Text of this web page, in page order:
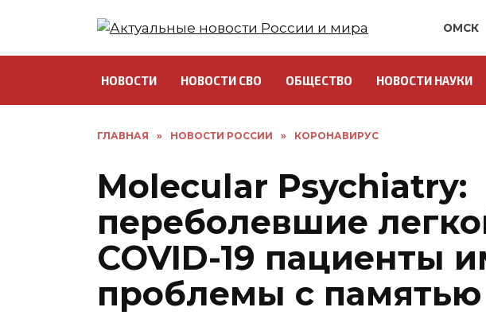
ОМСК
НОВОСТИ НОВОСТИ СВО ОБЩЕСТВО НОВОСТИ НАУКИ
ГЛАВНАЯ » НОВОСТИ РОССИИ » КОРОНАВИРУС
Molecular Psychiatry:
переболевшие
COVID-19 пациенты
проблемы с памятью